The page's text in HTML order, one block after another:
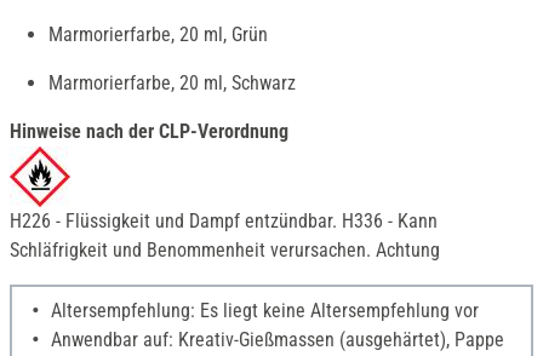
Marmorierfarbe, 20 ml, Grün
Marmorierfarbe, 20 ml, Schwarz
Hinweise nach der CLP-Verordnung
H226 - Flüssigkeit und Dampf entzündbar. H336 - Kann
Schläfrigkeit und Benommenheit verursachen. Achtung
Altersempfehlung: Es liegt keine Altersempfehlung vor
Anwendbar auf: Kreativ-Gießmassen (ausgehärtet), Pappe